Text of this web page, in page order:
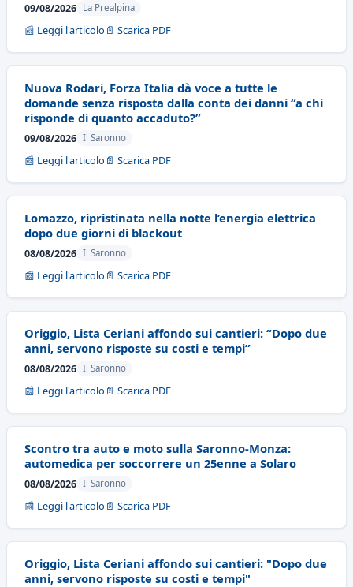
09/08/2026 La Prealpina
📰 Leggi l'articolo 📄 Scarica PDF
Nuova Rodari, Forza Italia dà voce a tutte le
domande senza risposta dalla conta dei danni “a chi
risponde di quanto accaduto?”
09/08/2026 Il Saronno
📰 Leggi l'articolo 📄 Scarica PDF
Lomazzo, ripristinata nella notte l’energia elettrica
dopo due giorni di blackout
08/08/2026 Il Saronno
📰 Leggi l'articolo 📄 Scarica PDF
Origgio, Lista Ceriani affondo sui cantieri: “Dopo due
anni, servono risposte su costi e tempi”
08/08/2026 Il Saronno
📰 Leggi l'articolo 📄 Scarica PDF
Scontro tra auto e moto sulla Saronno-Monza:
automedica per soccorrere un 25enne a Solaro
08/08/2026 Il Saronno
📰 Leggi l'articolo 📄 Scarica PDF
Origgio, Lista Ceriani affondo sui cantieri: "Dopo due
anni, servono risposte su costi e tempi"